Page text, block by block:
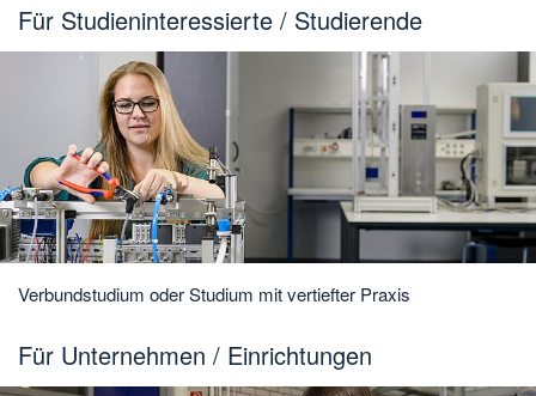
Für Studieninteressierte / Studierende
Verbundstudium oder Studium mit vertiefter Praxis
Für Unternehmen / Einrichtungen